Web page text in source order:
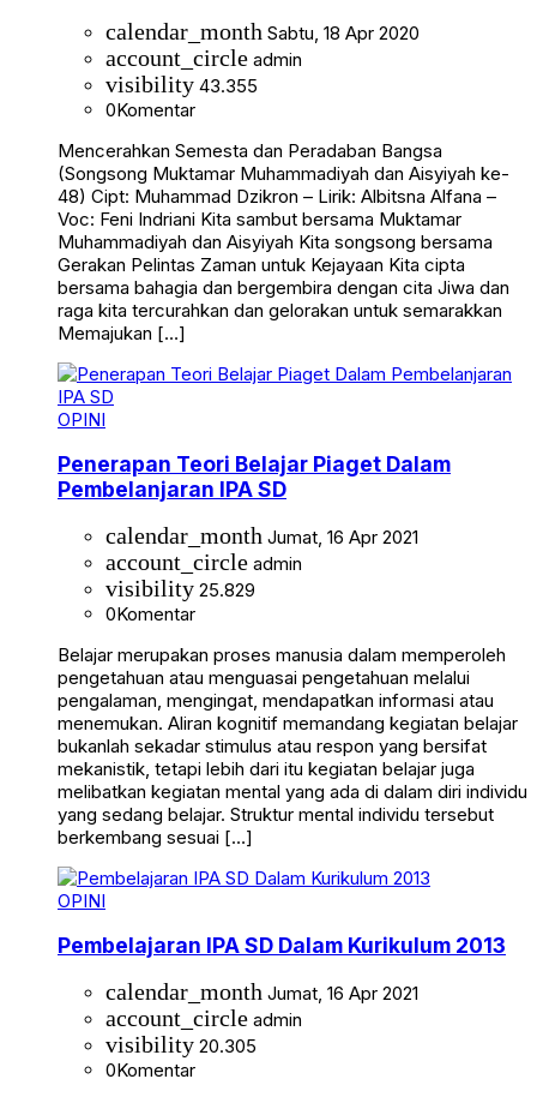
calendar_month Sabtu, 18 Apr 2020
account_circle admin
visibility 43.355
0Komentar
Mencerahkan Semesta dan Peradaban Bangsa
(Songsong Muktamar Muhammadiyah dan Aisyiyah ke-
48) Cipt: Muhammad Dzikron – Lirik: Albitsna Alfana –
Voc: Feni Indriani Kita sambut bersama Muktamar
Muhammadiyah dan Aisyiyah Kita songsong bersama
Gerakan Pelintas Zaman untuk Kejayaan Kita cipta
bersama bahagia dan bergembira dengan cita Jiwa dan
raga kita tercurahkan dan gelorakan untuk semarakkan
Memajukan […]
OPINI
Penerapan Teori Belajar Piaget Dalam
Pembelanjaran IPA SD
calendar_month Jumat, 16 Apr 2021
account_circle admin
visibility 25.829
0Komentar
Belajar merupakan proses manusia dalam memperoleh
pengetahuan atau menguasai pengetahuan melalui
pengalaman, mengingat, mendapatkan informasi atau
menemukan. Aliran kognitif memandang kegiatan belajar
bukanlah sekadar stimulus atau respon yang bersifat
mekanistik, tetapi lebih dari itu kegiatan belajar juga
melibatkan kegiatan mental yang ada di dalam diri individu
yang sedang belajar. Struktur mental individu tersebut
berkembang sesuai […]
OPINI
Pembelajaran IPA SD Dalam Kurikulum 2013
calendar_month Jumat, 16 Apr 2021
account_circle admin
visibility 20.305
0Komentar